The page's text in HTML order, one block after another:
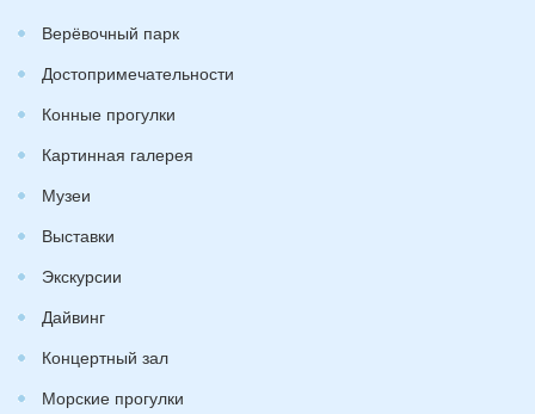
Верёвочный парк
Достопримечательности
Конные прогулки
Картинная галерея
Музеи
Выставки
Экскурсии
Дайвинг
Концертный зал
Морские прогулки